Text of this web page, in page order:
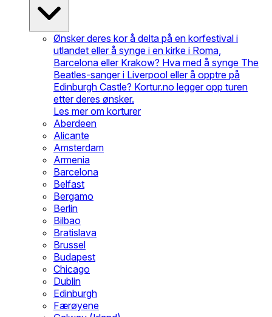
Ønsker deres kor å delta på en korfestival i
utlandet eller å synge i en kirke i Roma,
Barcelona eller Krakow? Hva med å synge The
Beatles-sanger i Liverpool eller å opptre på
Edinburgh Castle? Kortur.no legger opp turen
etter deres ønsker.
Les mer om korturer
Aberdeen
Alicante
Amsterdam
Armenia
Barcelona
Belfast
Bergamo
Berlin
Bilbao
Bratislava
Brussel
Budapest
Chicago
Dublin
Edinburgh
Færøyene